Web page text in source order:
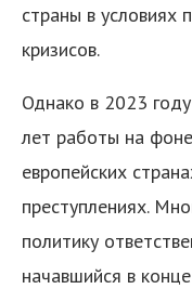
страны в условиях
кризисов.
Однако в 2023
лет работы на
европейских
преступлениях.
политику
начавшийся в